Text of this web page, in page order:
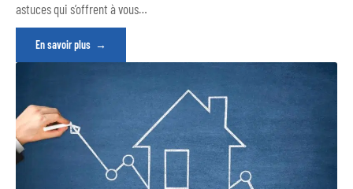
astuces qui s’offrent à vous…
En savoir plus